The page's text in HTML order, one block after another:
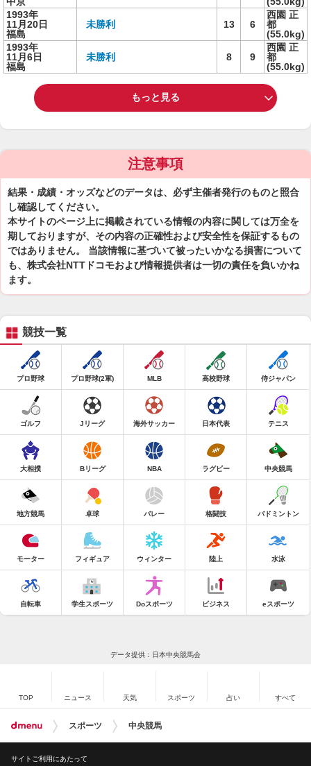
1993年
11月20日
福島
未勝利 13 6
西園 正
都
(55.0kg)
1993年
11月6日
福島
未勝利 8 9
西園 正
都
(55.0kg)
もっと見る
注意事項
結果・成績・オッズなどのデータは、必ず主催者発行のものと照合
し確認してください。
本サイトのページ上に掲載されている情報の内容に関しては万全を
期しておりますが、その内容の正確性および安全性を保証するもの
ではありません。 当該情報に基づいて被ったいかなる損害について
も、株式会社NTTドコモおよび情報提供者は一切の責任を負いかね
ます。
競技一覧
プロ野球 プロ野球(2軍) MLB 高校野球 侍ジャパン
ゴルフ Jリーグ 海外サッカー 日本代表 テニス
大相撲 Bリーグ NBA ラグビー 中央競馬
地方競馬 卓球 バレー 格闘技 バドミントン
モーター フィギュア ウィンター 陸上 水泳
自転車 学生スポーツ Doスポーツ ビジネス eスポーツ
データ提供：日本中央競馬会
TOP ニュース 天気 スポーツ 占い すべて
スポーツ 中央競馬
サイトご利用にあたって